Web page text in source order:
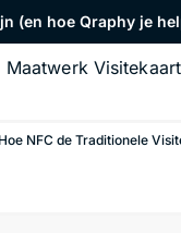
(en hoe Qraphy je
Maatwerk Visitekaart
NFC de Traditionele